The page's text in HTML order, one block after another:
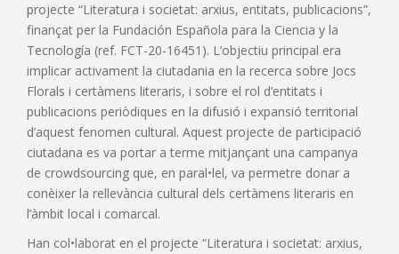
projecte “Literatura i societat: arxius, entitats, publicacions”,
finançat per la Fundación Española para la Ciencia y la
Tecnología (ref. FCT-20-16451). L’objectiu principal era
implicar activament la ciutadania en la recerca sobre Jocs
Florals i certàmens literaris, i sobre el rol d’entitats i
publicacions periòdiques en la difusió i expansió territorial
d’aquest fenomen cultural. Aquest projecte de participació
ciutadana es va portar a terme mitjançant una campanya
de crowdsourcing que, en paral•lel, va permetre donar a
conèixer la rellevància cultural dels certàmens literaris en
l’àmbit local i comarcal.
Han col•laborat en el projecte “Literatura i societat: arxius,